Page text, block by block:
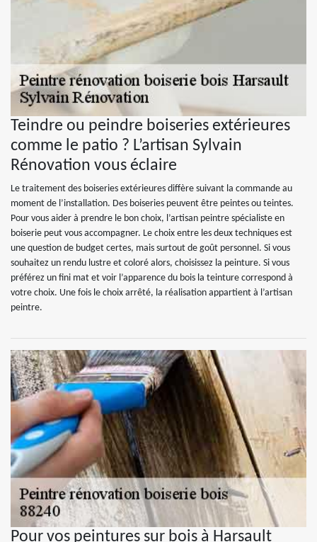
Teindre ou peindre boiseries extérieures
comme le patio ? L’artisan Sylvain
Rénovation vous éclaire
Le traitement des boiseries extérieures diffère suivant la commande au
moment de l’installation. Des boiseries peuvent être peintes ou teintes.
Pour vous aider à prendre le bon choix, l’artisan peintre spécialiste en
boiserie peut vous accompagner. Le choix entre les deux techniques est
une question de budget certes, mais surtout de goût personnel. Si vous
souhaitez un rendu lustre et coloré alors, choisissez la peinture. Si vous
préférez un fini mat et voir l’apparence du bois la teinture correspond à
votre choix. Une fois le choix arrêté, la réalisation appartient à l’artisan
peintre.
Pour vos peintures sur bois à Harsault